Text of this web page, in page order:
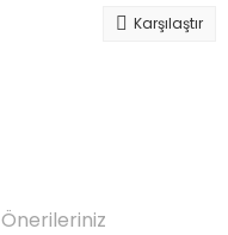
Karşılaştır
Önerileriniz